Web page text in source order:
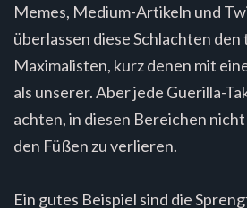
Memes, Medium-Artikeln und
überlassen diese Schlachten den
Maximalisten, kurz denen mit
als unserer. Aber jede Guerilla-
achten, in diesen Bereichen
den Füßen zu verlieren.
Ein gutes Beispiel sind die